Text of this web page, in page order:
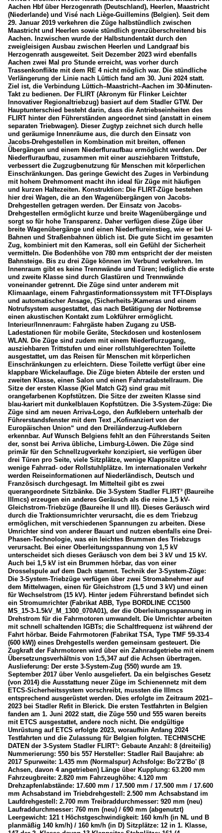
Aachen Hbf über Herzogenrath (Deutschland), Heerlen, Maastricht
(Niederlande) und Visé nach Liège-Guillemins (Belgien). Seit dem
29. Januar 2019 verkehren die Züge halbstündlich zwischen
Maastricht und Heerlen sowie stündlich grenzüberschreitend bis
Aachen. Inzwischen wurde der Halbstundentakt durch den
zweigleisigen Ausbau zwischen Heerlen und Landgraaf bis
Herzogenrath ausgeweitet. Seit Dezember 2023 wird ebenfalls
Aachen zwei Mal pro Stunde erreicht, was vorher durch
Trassenkonflikte mit dem RE 4 nicht möglich war. Die stündliche
Verlängerung der Linie nach Lüttich fand am 30. Juni 2024 statt.
Ziel ist, die Verbindung Lüttich–Maastricht–Aachen im 30-Minuten-
Takt zu bedienen. Der FLIRT (Akronym für Flinker Leichter
Innovativer Regionaltriebzug) basiert auf dem Stadler GTW. Der
Hauptunterschied besteht darin, dass die Antriebseinheiten des
FLIRT hinter den Führerständen angeordnet sind (anstatt in einem
separaten Triebwagen). Dieser Zugtyp zeichnet sich durch helle
und geräumige Innenräume aus, die durch den Einsatz von
Jacobs-Drehgestellen in Kombination mit breiten, offenen
Übergängen und einem Niederfluraufbau ermöglicht werden. Der
Niederfluraufbau, zusammen mit einer ausziehbaren Trittstufe,
verbessert die Zugzugbenutzung für Menschen mit körperlichen
Einschränkungen. Das geringe Gewicht des Zuges in Verbindung
mit hohem Drehmoment macht ihn ideal für Züge mit häufigen
und kurzen Haltezeiten. Konstruktion: Die FLIRT-Züge bestehen
hier drei Wagen, die an den Wagenübergängen von Jacobs-
Drehgestellen getragen werden. Der Einsatz von Jacobs-
Drehgestellen ermöglicht kurze und breite Wagenübergänge und
sorgt so für hohe Transparenz. Daher verfügen diese Züge über
breite Wagenübergänge und einen Niederflureinstieg, wie er bei U-
Bahnen und Straßenbahnen üblich ist. Die gute Sicht im gesamten
Zug, kombiniert mit den Kameras, soll ein Gefühl der Sicherheit
vermitteln. Die Bodenhöhe von 780 mm entspricht der der meisten
Bahnsteige. Bis zu drei Züge können im Verbund verkehren. Im
Innenraum gibt es keine Trennwände und Türen; lediglich die erste
und zweite Klasse sind durch Glastüren und Trennwände
voneinander getrennt. Die Züge sind unter anderem mit
Klimaanlage, einem Fahrgastinformationssystem mit TFT-Displays
und automatischer Ansage, (Sicherheits-)Kameras und einem
Notrufsystem ausgestattet, das nach Betätigung der Notbremse
einen akustischen Kontakt zum Lokführer ermöglicht.
Interieur/Innenraum: Fahrgäste haben Zugang zu USB-
Ladestationen für mobile Geräte, Steckdosen und kostenlosem
WLAN. Die Züge sind zudem mit einem Niederflurzugang,
ausziehbaren Trittstufen und einer rollstuhlgerechten Toilette
ausgestattet, um das Reisen für Menschen mit körperlichen
Einschränkungen zu erleichtern. Diese Toilette verfügt über eine
klappbare Wickelauflage. Die Züge bieten Abteile der ersten und
zweiten Klasse, einen Salon und einen Fahrradabstellraum. Die
Sitze der ersten Klasse (Kiel Match G2) sind grau mit
orangefarbenen Kopfstützen. Die Sitze der zweiten Klasse sind
blau-kariert mit dunkelblauen Kopfstützen. Die 3-System-Züge: Die
Züge sind am neuen Arriva-Logo, den Aufklebern unterhalb der
Führerstandsfenster mit dem Text „Kofinanziert von der
Europäischen Union“ und den Dreiländerzug-Aufklebern
erkennbar. Auf Wunsch Belgiens fehlt an den Führerstands Seiten
der, sonst bei Arriva übliche, Limburg-Löwen. Die Züge sind
primär für den Schnellzugverkehr konzipiert, sie verfügen über
drei Türen pro Seite, viele Sitzplätze, wenige Klappsitze und
wenige Fahrrad- oder Rollstuhlplätze. Im internationalen Verkehr
werden Reiseinformationen auf Niederländisch, Deutsch und
Französisch durchgesagt. Im Mittelteil gibt es zwei
querangeordnete Sitzbänke. Die 3-System Stadler FLIRT³ (Baureihe
IIImcs) erzeugen ein anderes Geräusch als die reine 1,5 kV-
Gleichstrom-Triebzüge (Baureihe II und III). Dieses Geräusch wird
durch die Traktionsumrichter verursacht, die es dem Triebzug
ermöglichen, mit verschiedenen Spannungen zu arbeiten. Diese
Umrichter sind von anderer Bauart und nutzen ebenfalls eine Drei-
Phasen-Technologie, was ein leichtes Brummen des Triebzugs
verursacht. Bei einer Oberleitungsspannung von 1,5 kV
unterscheidet sich dieses Geräusch von dem bei 3 kV und 15 kV.
Auch bei 1,5 kV ist ein Brummen hörbar, das von einer
Drosselspule auf dem Dach stammt. Technik der 3-System-Züge:
Die 3-System-Triebzüge verfügen über zwei Stromabnehmer auf
dem Mittelwagen, einen für Gleichstrom (1,5 und 3 kV) und einen
für Wechselstrom (15 kV). Hinter jedem Führerstand befindet sich
ein Stromumrichter (Fabrikat ABB, Type BORDLINE CC1500
MS_15-3-1.5kV_M_1300_070A01), der die Oberleitungsspannung in
Drehstrom für die Fahrmotoren umwandelt. Die Umrichter arbeiten
mit schnell schaltenden IGBTs; die Schaltfrequenz ist während der
Fahrt hörbar. Beide Fahrmotoren (Fabrikat TSA, Type TMF 59-33-4
(600 kW)) eines Drehgestells werden gemeinsam gesteuert. Die
Zugkraft der Fahrmotoren wird über ein Zahnradgetriebe mit einem
Übersetzungsverhältnis von 1:5,347 auf die Achsen übertragen.
Auslieferung: Der erste 3-System-Zug (550) wurde am 19.
September 2017 über Venlo ausgeliefert. Da ein belgisches Gesetz
(von 2014) die Ausstattung neuer Züge im Schienennetz mit dem
ETCS-Sicherheitssystem vorschreibt, mussten die IIImcs
entsprechend ausgerüstet werden. Dies erfolgte im Zeitraum 2021–
2023 bei Stadler Refit in Blerick. Die ersten Testfahrten in Belgien
fanden am 1. Juni 2022 statt, die Züge 550 und 555 waren bereits
mit ETCS ausgestattet, andere noch nicht. Die endgültige
Umrüstung auf ETCS erfolgte 2023, woraufhin Anfang 2024
Testfahrten und die Zulassung für Belgien folgten. TECHNISCHE
DATEN der 3-System Stadler FLIRT³: Gebaute Anzahl: 8 (dreiteilig)
Nummerierung: 550 bis 557 Hersteller: Stadler Rail Baujahre: ab
2017 Spurweite: 1.435 mm (Normalspur) Achsfolge: Bo'2'2'Bo' (8
Achsen, davon 4 angetrieben) Länge über Kupplung: 63.200 mm
Fahrzeugbreite: 2.820 mm Fahrzeughöhe: 4.120 mm
Drehzapfenlabstände: 17.600 mm / 17.500 mm / 17.500 mm / 17.600
mm Achsabstand im Triebdrehgestell: 2.500 mm Achsabstand im
Laufdrehgestell: 2.700 mm Treibraddurchmesser: 920 mm (neu)
Laufraddurchmesser: 760 mm (neu) / 690 mm (abgenutzt)
Leergewicht: 121 t Höchstgeschwindigkeit: 160 km/h (in NL und B
planmäßig 140 km/h) / 160 km/h (in D) Sitzplätze: 12 in 1. Klasse,